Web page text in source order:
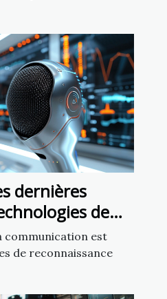
dernières
de
vocale
communication est
de reconnaissance